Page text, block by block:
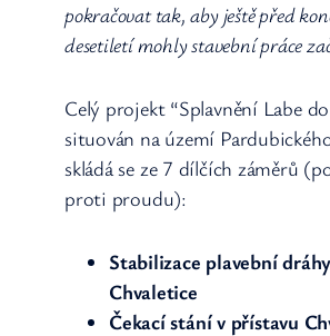
pokračovat tak, aby ještě před
desetiletí mohly stavební práce
Celý projekt “Splavnění Labe
situován na území
skládá se ze 7 dílčích záměrů
proti proudu):
Stabilizace plavební
Chvaletice
Čekací stání v přístavu